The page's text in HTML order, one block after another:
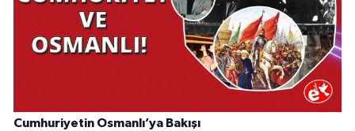
Cumhuriyetin Osmanlı’ya Bakışı